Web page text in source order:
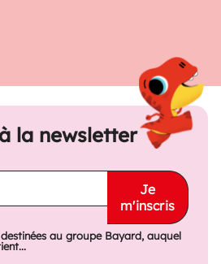
la newsletter
Je
m'inscris
au groupe Bayard, auquel